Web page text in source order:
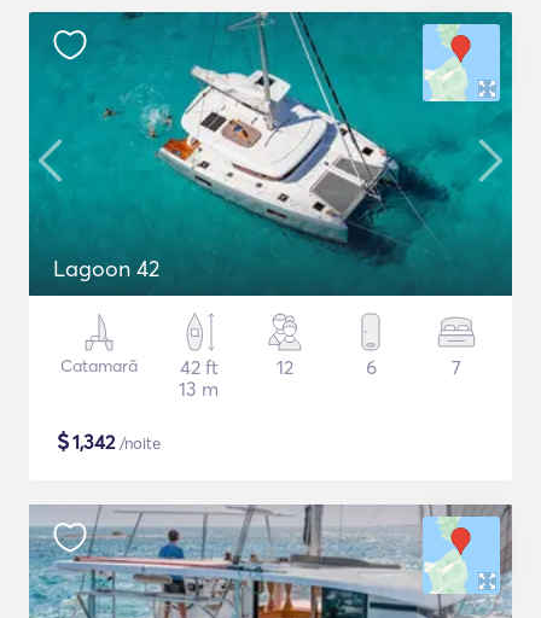
Lagoon 42
Catamarã
42 ft
13 m
12 6 7
$1,342/noite